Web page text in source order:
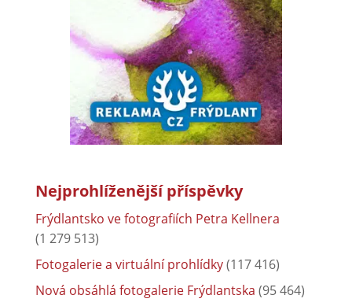
Nejprohlíženější příspěvky
Frýdlantsko ve fotografiích Petra Kellnera
(1 279 513)
Fotogalerie a virtuální prohlídky(117 416)
Nová obsáhlá fotogalerie Frýdlantska (95 464)